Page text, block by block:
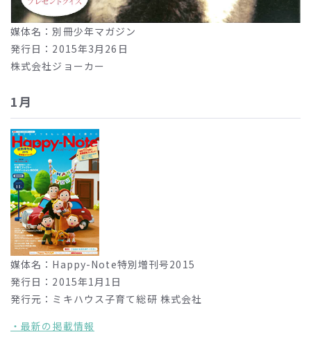
媒体名：別冊少年マガジン
発行日：2015年3月26日
株式会社ジョーカー
1月
媒体名：Happy-Note特別増刊号2015
発行日：2015年1月1日
発行元：ミキハウス子育て総研 株式会社
・最新の掲載情報